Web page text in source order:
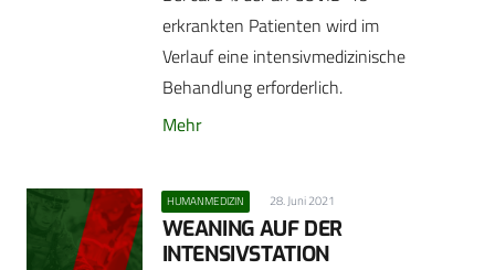
erkrankten Patienten wird im
Verlauf eine intensivmedizinische
Behandlung erforderlich.
Mehr
HUMANMEDIZIN 28. Juni 2021
WEANING AUF DER
INTENSIVSTATION